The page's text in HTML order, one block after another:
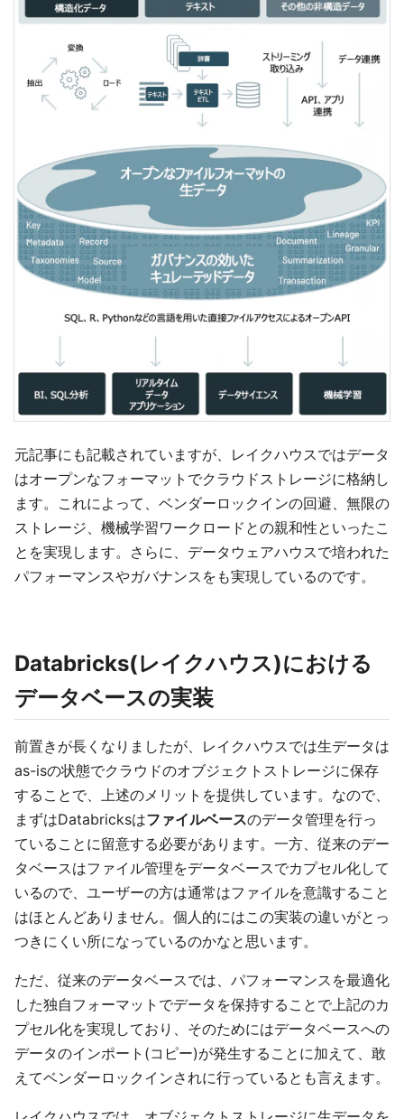
元記事にも記載されていますが、レイクハウスではデータ
はオープンなフォーマットでクラウドストレージに格納し
ます。これによって、ベンダーロックインの回避、無限の
ストレージ、機械学習ワークロードとの親和性といったこ
とを実現します。さらに、データウェアハウスで培われた
パフォーマンスやガバナンスをも実現しているのです。
Databricks(レイクハウス)における
データベースの実装
前置きが長くなりましたが、レイクハウスでは生データは
as-isの状態でクラウドのオブジェクトストレージに保存
することで、上述のメリットを提供しています。なので、
まずはDatabricksはファイルベースのデータ管理を行っ
ていることに留意する必要があります。一方、従来のデー
タベースはファイル管理をデータベースでカプセル化して
いるので、ユーザーの方は通常はファイルを意識すること
はほとんどありません。個人的にはこの実装の違いがとっ
つきにくい所になっているのかなと思います。
ただ、従来のデータベースでは、パフォーマンスを最適化
した独自フォーマットでデータを保持することで上記のカ
プセル化を実現しており、そのためにはデータベースへの
データのインポート(コピー)が発生することに加えて、敢
えてベンダーロックインされに行っているとも言えます。